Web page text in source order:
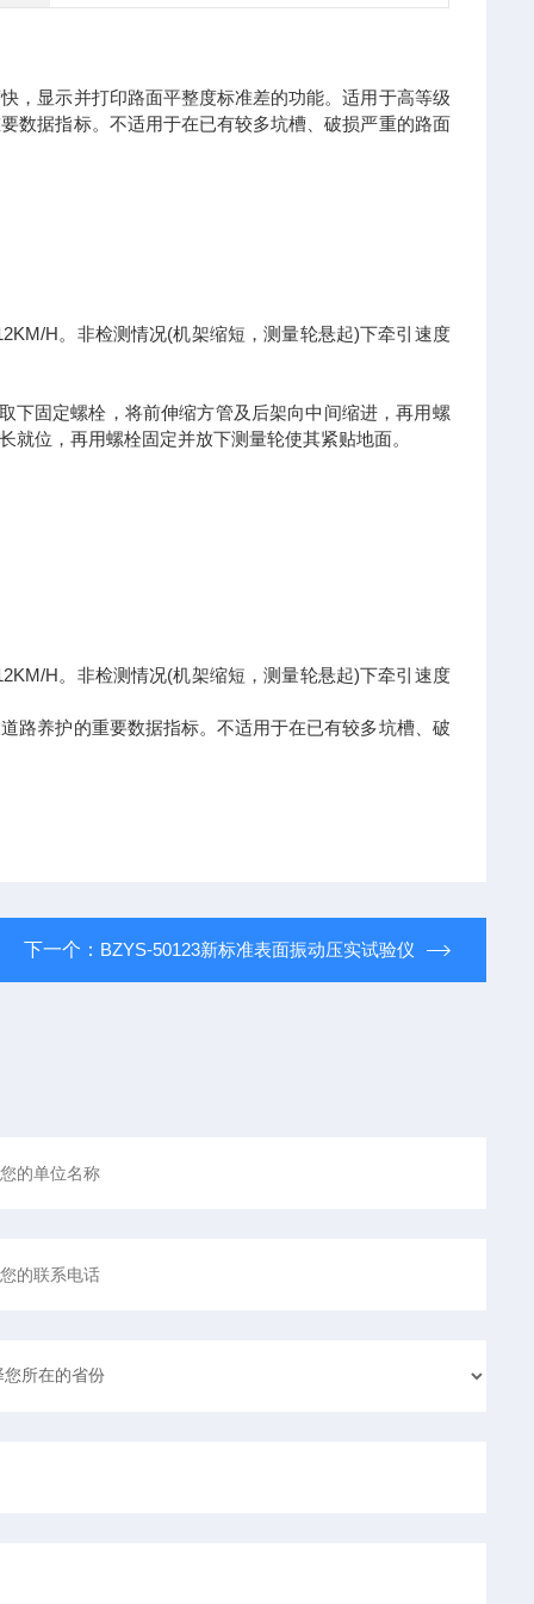
，显示并打印路面平整度标准差的功能。适用于高等级
数据指标。不适用于在已有较多坑槽、破损严重的路面
H。非检测情况(机架缩短，测量轮悬起)下牵引速度
下固定螺栓，将前伸缩方管及后架向中间缩进，再用螺
位，再用螺栓固定并放下测量轮使其紧贴地面。
H。非检测情况(机架缩短，测量轮悬起)下牵引速度
路养护的重要数据指标。不适用于在已有较多坑槽、破
下一个： BZYS-50123新标准表面振动压实试验仪